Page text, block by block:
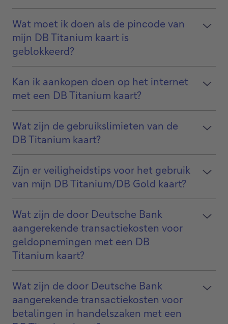
Wat moet ik doen als de pincode van
mijn DB Titanium kaart is
geblokkeerd?
Kan ik aankopen doen op het internet
met een DB Titanium kaart?
Wat zijn de gebruikslimieten van de
DB Titanium kaart?
Zijn er veiligheidstips voor het gebruik
van mijn DB Titanium/DB Gold kaart?
Wat zijn de door Deutsche Bank
aangerekende transactiekosten voor
geldopnemingen met een DB
Titanium kaart?
Wat zijn de door Deutsche Bank
aangerekende transactiekosten voor
betalingen in handelszaken met een